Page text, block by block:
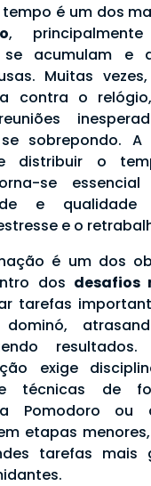
é um dos
,
se acumulam e
Muitas
contra o
sobrepondo. A
distribuir o
se
e
e o
é um dos
dos desafios
tarefas
exige
técnicas de
Pomodoro
etapas
tarefas mais